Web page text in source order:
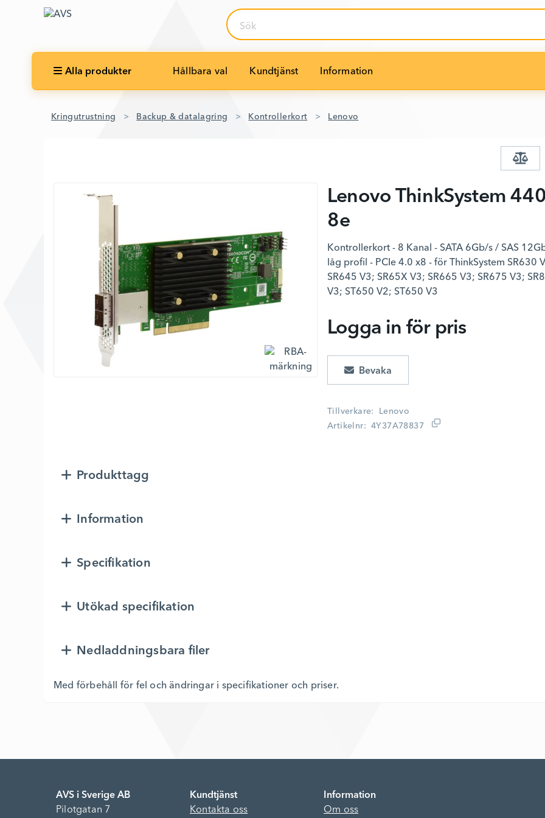
Sök
Alla produkter Hållbara val Kundtjänst Information
Kringutrustning Backup & datalagring Kontrollerkort Lenovo
Lenovo ThinkSystem
8e
Kontrollerkort - 8 Kanal - SATA 6Gb/s / SAS
låg profil - PCIe 4.0 x8 - för ThinkSystem SR630
SR645 V3; SR65X V3; SR665 V3; SR675 V3;
V3; ST650 V2; ST650 V3
Tillverkare
Lenovo
Artikelnr
4Y37A78837
Logga in för pris
Produkttagg
Information
Specifikation
Utökad specifikation
Nedladdningsbara filer
Med förbehåll för fel och ändringar i specifikationer och priser.
AVS i Sverige AB
Pilotgatan 7
Kundtjänst
Kontakta oss
Information
Om oss